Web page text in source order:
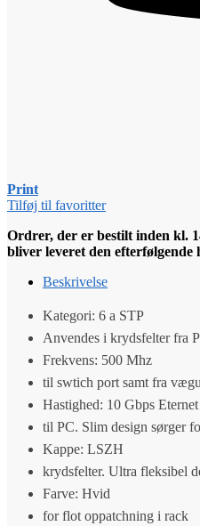
Print
Tilføj til favoritter
Ordrer, der er bestilt inden kl.
bliver leveret den efterfølgende
Beskrivelse
Kategori: 6 a STP
Anvendes i krydsfelter fra
Frekvens: 500 Mhz
til swtich port samt fra
Hastighed: 10 Gbps Eternet
til PC. Slim design sørger
Kappe: LSZH
krydsfelter. Ultra fleksibel
Farve: Hvid
for flot oppatchning i rack